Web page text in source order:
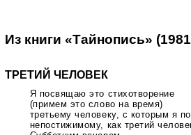
Из книги «Тайнопись»
ТРЕТИЙ ЧЕЛОВЕК
Я посвящаю это стихотворение
(примем это слово на время)
третьему человеку, с которым я
непостижимому, как третий